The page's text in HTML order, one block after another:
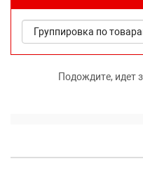
Подождите, идет